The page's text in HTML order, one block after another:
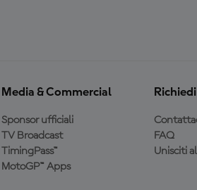
Media & Commercial
Sponsor ufficiali
TV Broadcast
TimingPass™
MotoGP™ Apps
FAQ
Unisciti